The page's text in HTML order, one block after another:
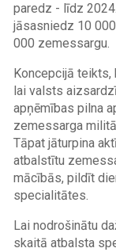
paredz - līdz
jāsasniedz 10
000 zemessargu.
Koncepcijā
lai valsts
apņēmības pilna
zemessarga
Tāpat jāturpina
atbalstītu
mācībās, pildīt
specialitātes.
Lai nodrošinātu
skaitā atbalsta